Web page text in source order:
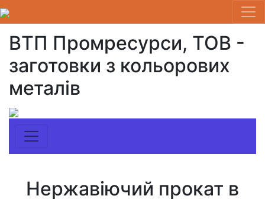
ВТП Промресурси, ТОВ -
заготовки з кольорових
металів
Нержавіючий прокат в